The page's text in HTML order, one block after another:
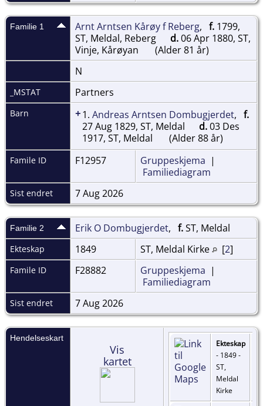
Familie 1 Arnt Arntsen Kårøy f Reberg, f. 1799,
ST, Meldal, Reberg
d.06 Apr 1880, ST,
Vinje, Kårøyan
(Alder 81 år)
N
_MSTAT Partners
Barn +1. Andreas Arntsen Dombugjerdet, f.
27 Aug 1829, ST, Meldal
d.03 Des
1917, ST, Meldal
(Alder 88 år)
Famile ID F12957 Gruppeskjema |
Familiediagram
Sist endret 7 Aug 2026
Familie 2 Erik O Dombugjerdet, f.ST, Meldal
Ekteskap 1849 ST, Meldal Kirke [2]
Famile ID F28882 Gruppeskjema |
Familiediagram
Sist endret 7 Aug 2026
Hendelseskart
Vis
kartet
Ekteskap
- 1849 -
ST,
Meldal
Kirke